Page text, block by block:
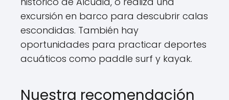
excursión en barco para descubrir calas
escondidas. También hay
oportunidades para practicar deportes
acuáticos como paddle surf y kayak.
Nuestra recomendación